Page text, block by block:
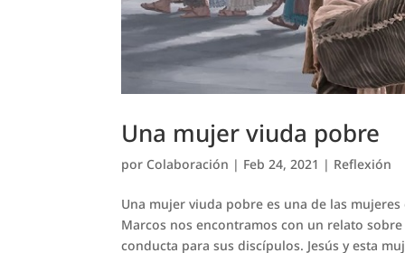
Una mujer viuda pobre
por Colaboración | Feb 24, 2021 | Reflexión
Una mujer viuda pobre es una de las
Marcos nos encontramos con un relato
conducta para sus discípulos. Jesús y esta